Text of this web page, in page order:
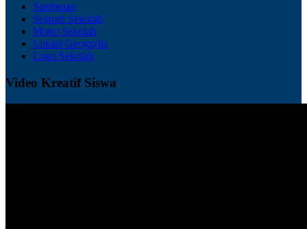
Sambutan
Sejarah Sekolah
Motto Sekolah
Lokasi Geografis
Logo Sekolah
Video Kreatif Siswa